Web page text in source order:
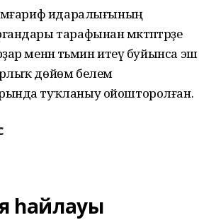
идаралығының
тарафынан мәктәптәрҙе
менән тәьмин итеү буйынса эш
дөйөм белем
туҡланыу ойошторолған.
һайлауы